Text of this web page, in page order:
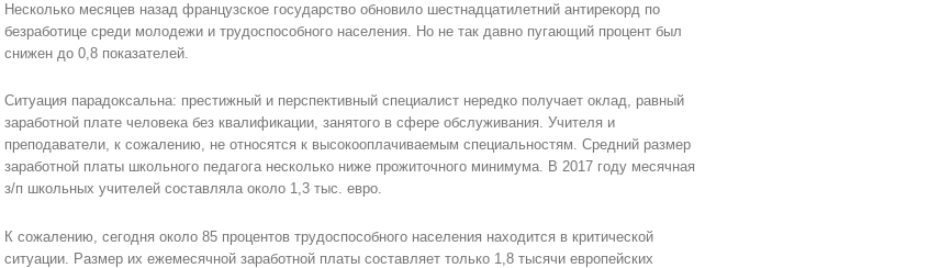
Несколько месяцев назад французское государство обновило шестнадцатилетний антирекорд по
безработице среди молодежи и трудоспособного населения. Но не так давно пугающий процент был
снижен до 0,8 показателей.
Ситуация парадоксальна: престижный и перспективный специалист нередко получает оклад, равный
заработной плате человека без квалификации, занятого в сфере обслуживания. Учителя и
преподаватели, к сожалению, не относятся к высокооплачиваемым специальностям. Средний размер
заработной платы школьного педагога несколько ниже прожиточного минимума. В 2017 году месячная
з/п школьных учителей составляла около 1,3 тыс. евро.
К сожалению, сегодня около 85 процентов трудоспособного населения находится в критической
ситуации. Размер их ежемесячной заработной платы составляет только 1,8 тысячи европейских